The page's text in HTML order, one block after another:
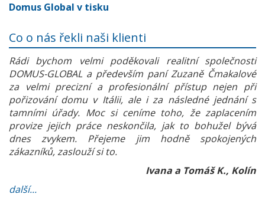
Domus Global v tisku
Co o nás řekli naši klienti
Rádi bychom velmi poděkovali realitní společnosti
DOMUS-GLOBAL a především paní Zuzaně Čmakalové
za velmi precizní a profesionální přístup nejen při
pořizování domu v Itálii, ale i za následné jednání s
tamními úřady. Moc si ceníme toho, že zaplacením
provize jejich práce neskončila, jak to bohužel bývá
dnes zvykem. Přejeme jim hodně spokojených
zákazníků, zaslouží si to.
Ivana a Tomáš K., Kolín
další...